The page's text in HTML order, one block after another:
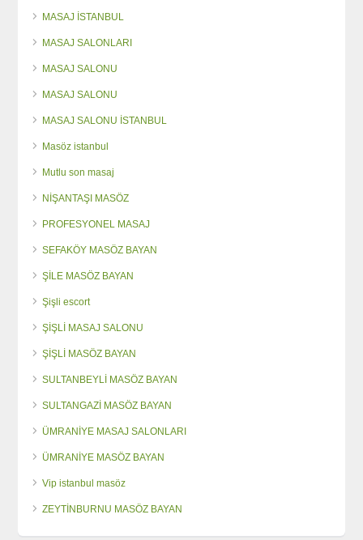
MASAJ İSTANBUL
MASAJ SALONLARI
MASAJ SALONU
MASAJ SALONU
MASAJ SALONU İSTANBUL
Masöz istanbul
Mutlu son masaj
NİŞANTAŞI MASÖZ
PROFESYONEL MASAJ
SEFAKÖY MASÖZ BAYAN
ŞİLE MASÖZ BAYAN
Şişli escort
ŞİŞLİ MASAJ SALONU
ŞİŞLİ MASÖZ BAYAN
SULTANBEYLİ MASÖZ BAYAN
SULTANGAZİ MASÖZ BAYAN
ÜMRANİYE MASAJ SALONLARI
ÜMRANİYE MASÖZ BAYAN
Vip istanbul masöz
ZEYTİNBURNU MASÖZ BAYAN